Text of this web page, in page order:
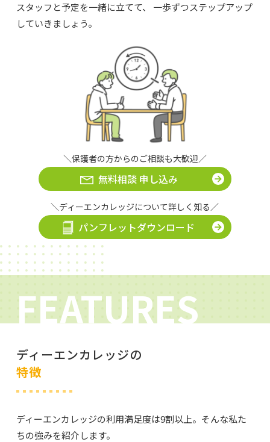
スタッフと予定を一緒に立てて、
一歩ずつステップアップ
していきましょう。
＼保護者の方からのご相談も大歓迎／
無料相談 申し込み
＼ディーエンカレッジについて詳しく知る／
パンフレットダウンロード
FEATURES
ディーエンカレッジの
特徴
ディーエンカレッジの利用満足度は9割以上。そんな私た
ちの強みを紹介します。